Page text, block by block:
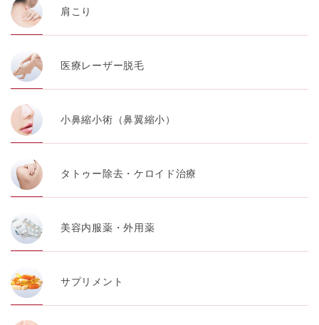
肩こり
医療レーザー脱毛
小鼻縮小術（鼻翼縮小）
タトゥー除去・ケロイド治療
美容内服薬・外用薬
サプリメント